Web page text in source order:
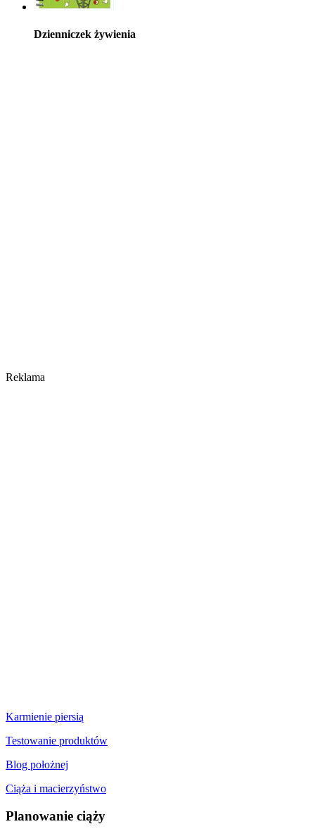
Dzienniczek żywienia
Reklama
Karmienie piersią
Testowanie produktów
Blog położnej
Ciąża i macierzyństwo
Planowanie ciąży